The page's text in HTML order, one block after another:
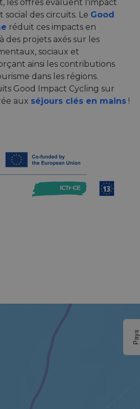
les offres évaluent l'impact
des circuits. Le Good
réduit ces impacts en
des projets axés sur les
sociaux et
ainsi les contributions
dans les régions.
Good Impact Cycling sur
aux séjours clés en mains !
Pays